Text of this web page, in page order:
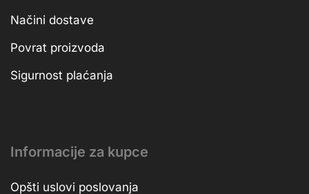
Načini dostave
Povrat proizvoda
Sigurnost plaćanja
Informacije za kupce
Opšti uslovi poslovanja